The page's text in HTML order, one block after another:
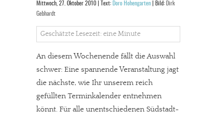
Mittwoch, 27. Oktober 2010 | Text: Doro Hohengarten | Bild: Dirk
Gebhardt
Geschätzte Lesezeit: eine Minute
An diesem Wochenende fällt die Auswahl
schwer: Eine spannende Veranstaltung jagt
die nächste, wie Ihr unserem reich
gefüllten Terminkalender entnehmen
könnt. Für alle unentschiedenen Südstadt-